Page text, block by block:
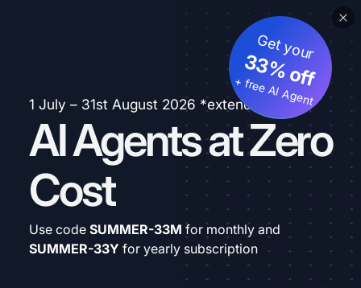
1 July – 31st August 2026 *extended
AI Agents at Zero
Cost
Get your
33% off
+ free AI Agent
Use code SUMMER-33M for monthly and
SUMMER-33Y for yearly subscription